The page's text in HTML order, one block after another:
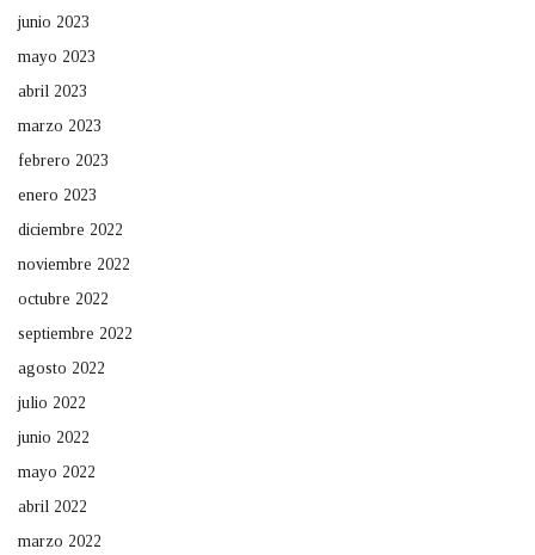
junio 2023
mayo 2023
abril 2023
marzo 2023
febrero 2023
enero 2023
diciembre 2022
noviembre 2022
octubre 2022
septiembre 2022
agosto 2022
julio 2022
junio 2022
mayo 2022
abril 2022
marzo 2022